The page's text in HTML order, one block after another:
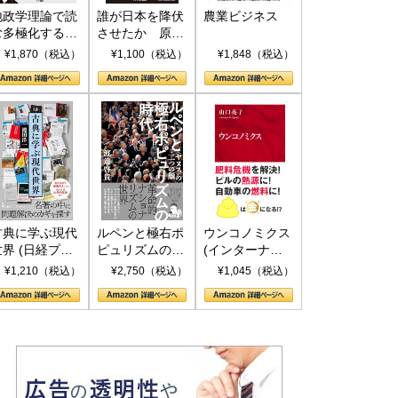
政学理論で読
多極化する世
トランプと
¥1,870（税込）
誰が日本を降伏
させたか 原爆
投下、ソ連参
(PHP新書)
¥1,100（税込）
農業ビジネス
¥1,848（税込）
典に学ぶ現代
界 (日経プレ
アシリーズ)
¥1,210（税込）
ルペンと極右ポ
ピュリズムの時
代：〈ヤヌス〉
¥2,750（税込）
ウンコノミクス
(インターナシ
ョナル新書)
¥1,045（税込）